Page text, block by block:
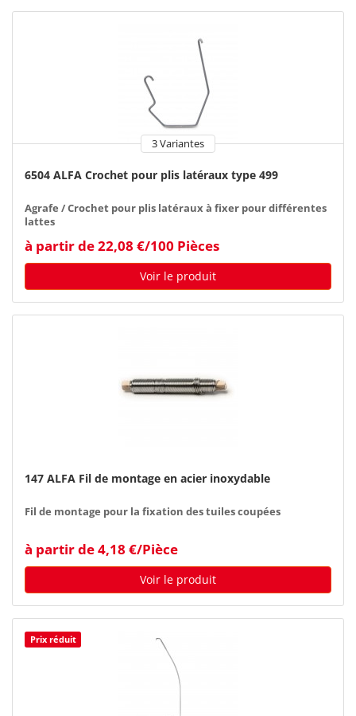
3 Variantes
6504 ALFA Crochet pour plis latéraux type 499
Agrafe / Crochet pour plis latéraux à fixer pour différentes
lattes
à partir de 22,08 €/100 Pièces
Voir le produit
147 ALFA Fil de montage en acier inoxydable
Fil de montage pour la fixation des tuiles coupées
à partir de 4,18 €/Pièce
Voir le produit
Prix réduit